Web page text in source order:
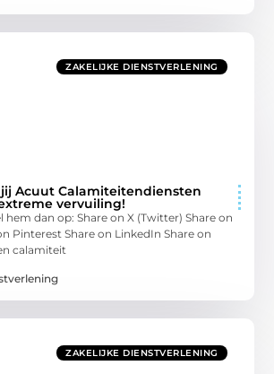
ZAKELIJKE DIENSTVERLENING
Acuut Calamiteitendiensten
vervuiling!
hem dan op: Share on X (Twitter) Share on
Pinterest Share on LinkedIn Share on
calamiteit
ZAKELIJKE DIENSTVERLENING